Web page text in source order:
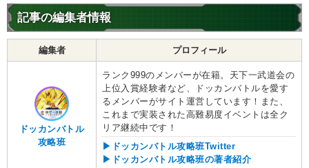
記事の編集者情報
編集者 プロフィール
ドッカンバトル
攻略班
ランク999のメンバーが在籍。天下一武道会の
上位入賞経験者など、ドッカンバトルを愛す
るメンバーがサイト運営しています！また、
これまで実装された高難易度イベントは全ク
リア継続中です！
▶ドッカンバトル攻略班Twitter
▶ドッカンバトル攻略班の著者紹介